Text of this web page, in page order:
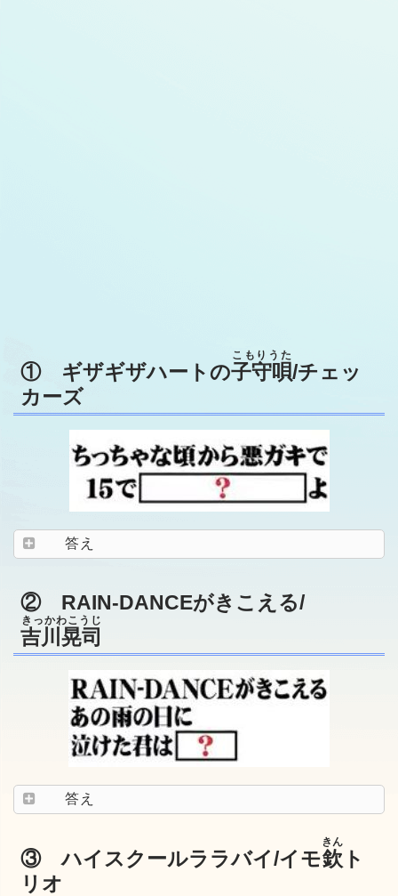
① ギザギザハートの子守唄
こもりうた
/チェッ
カーズ
答え
② RAIN-DANCEがきこえる/
吉川晃司
きっかわこうじ
答え
③ ハイスクールララバイ/イモ欽
きん
ト
リオ